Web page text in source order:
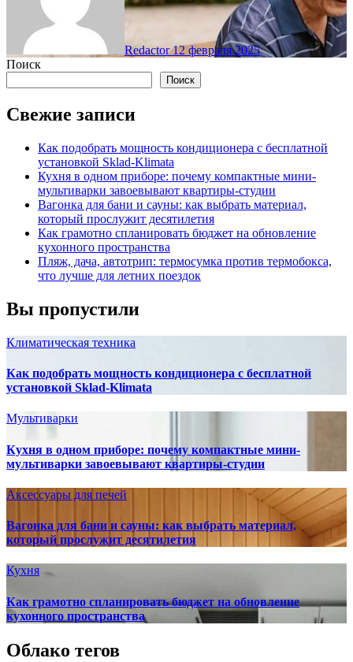
Redactor12 февраля 2025
Поиск
Поиск
Свежие записи
Как подобрать мощность кондиционера с бесплатной
установкой Sklad-Klimata
Кухня в одном приборе: почему компактные мини-
мультиварки завоевывают квартиры-студии
Вагонка для бани и сауны: как выбрать материал,
который прослужит десятилетия
Как грамотно спланировать бюджет на обновление
кухонного пространства
Пляж, дача, автотрип: термосумка против термобокса,
что лучше для летних поездок
Вы пропустили
Климатическая техника
Как подобрать мощность кондиционера с бесплатной
установкой Sklad-Klimata
Мультиварки
Кухня в одном приборе: почему компактные мини-
мультиварки завоевывают квартиры-студии
Аксессуары для печей
Вагонка для бани и сауны: как выбрать материал,
который прослужит десятилетия
Кухня
Как грамотно спланировать бюджет на обновление
кухонного пространства
Облако тегов